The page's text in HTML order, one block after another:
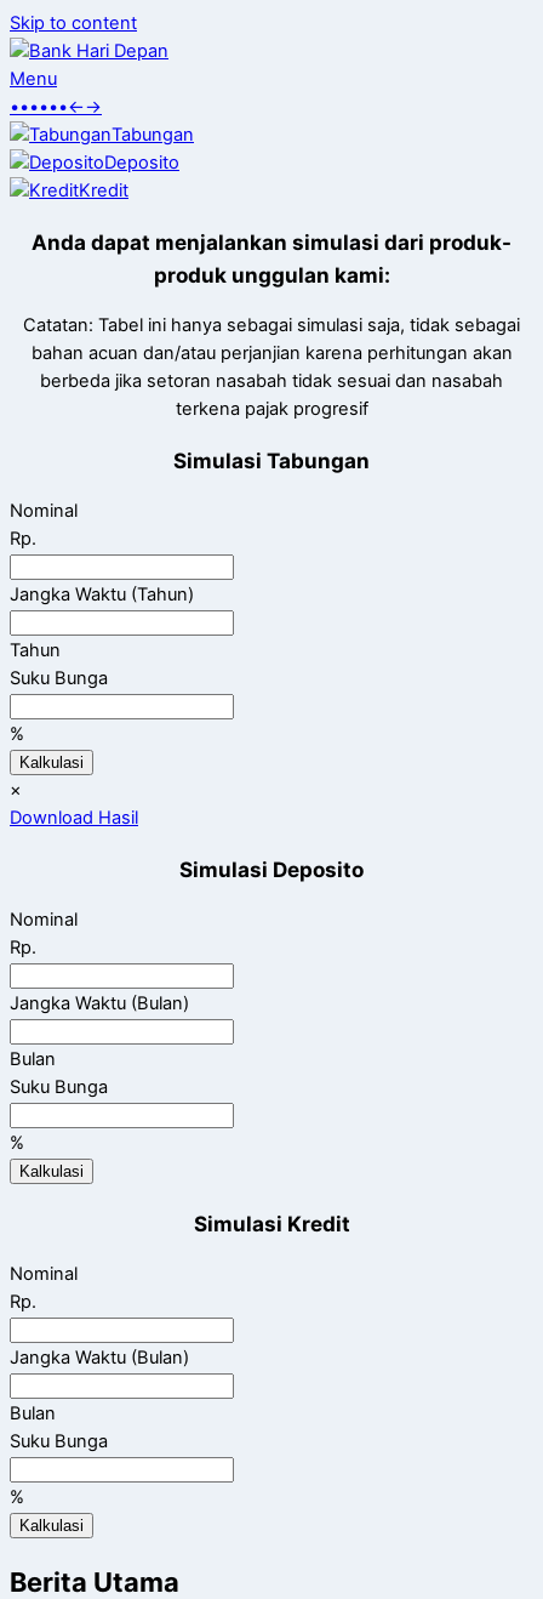
Skip to content
Menu
••••••←→
Tabungan
Deposito
Kredit
Anda dapat menjalankan simulasi dari produk-
produk unggulan kami:
Catatan: Tabel ini hanya sebagai simulasi saja, tidak sebagai
bahan acuan dan/atau perjanjian karena perhitungan akan
berbeda jika setoran nasabah tidak sesuai dan nasabah
terkena pajak progresif
Simulasi Tabungan
Nominal
Rp.
Jangka Waktu (Tahun)
Tahun
Suku Bunga
%
Kalkulasi
×
Download Hasil
Simulasi Deposito
Nominal
Rp.
Jangka Waktu (Bulan)
Bulan
Suku Bunga
%
Kalkulasi
Simulasi Kredit
Nominal
Rp.
Jangka Waktu (Bulan)
Bulan
Suku Bunga
%
Kalkulasi
Berita Utama